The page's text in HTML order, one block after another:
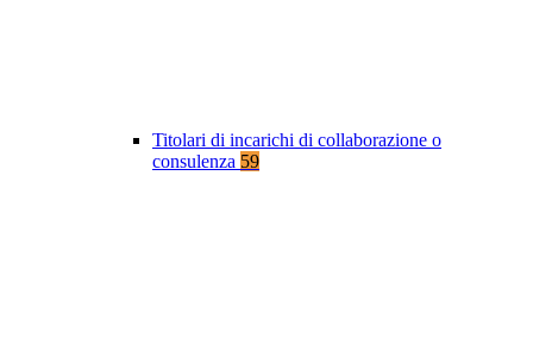
Titolari di incarichi di collaborazione o
consulenza 59